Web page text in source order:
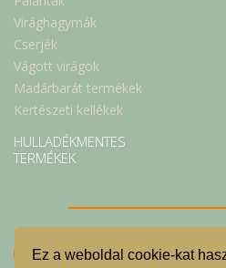
Ez a weboldal cookie-kat
Virághagymák
Cserjék
Vágott virágok
Madárbarát termékek
Kertészeti kellékek
HULLADÉKMENTES
TERMÉKEK